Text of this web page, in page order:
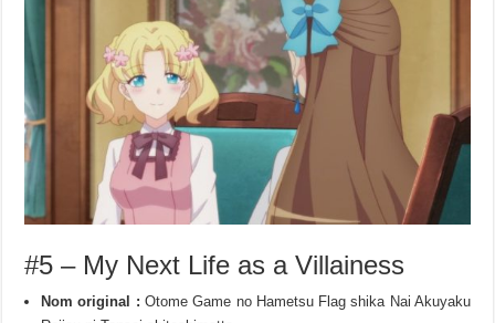
#5 – My Next Life as a Villainess
Nom original : Otome Game no Hametsu Flag shika Nai Akuyaku